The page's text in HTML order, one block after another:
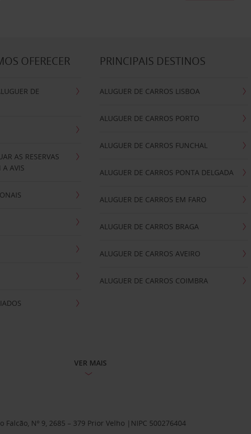
OFERECER
DE
AS RESERVAS
A AVIS
PRINCIPAIS DESTINOS
ALUGUER DE CARROS LISBOA
ALUGUER DE CARROS PORTO
ALUGUER DE CARROS FUNCHAL
ALUGUER DE CARROS PONTA DELGADA
ALUGUER DE CARROS EM FARO
ALUGUER DE CARROS BRAGA
ALUGUER DE CARROS AVEIRO
ALUGUER DE CARROS COIMBRA
VER MAIS
Nº 9, 2685 – 379 Prior Velho |NIPC 500276404